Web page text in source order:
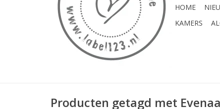
HOME
KAMERS
Producten getagd met